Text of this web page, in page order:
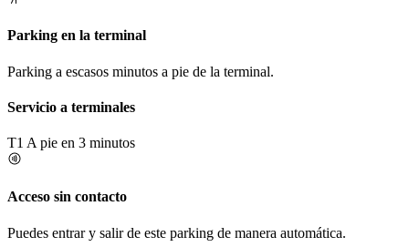
Parking en la terminal
Parking a escasos minutos a pie de la terminal.
Servicio a terminales
T1 A pie en 3 minutos
Acceso sin contacto
Puedes entrar y salir de este parking de manera automática.